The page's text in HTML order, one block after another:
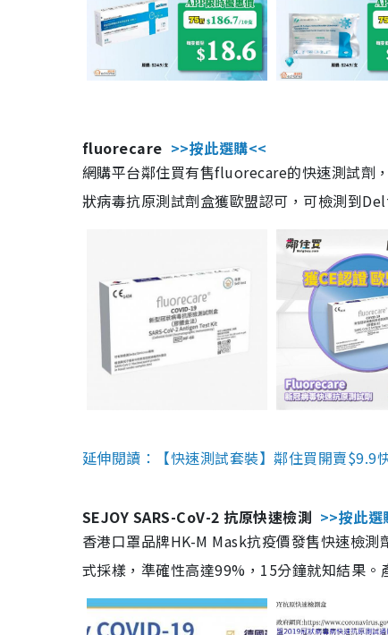
fluorecare >>按此選購<<
網購平台鄰住買有售fluorecare的快速測試劑
狀病毒抗原測試劑盒獲歐盟認可，可檢測到
延伸閱讀：【快速測試套裝】鄰住買開賣$9.9
SEJOY SARS-CoV-2 抗原快速檢測 >>按此選
香港口罩品牌HK-M Mask抗疫價發售快速檢
式採樣，準確性高達99%，15分鐘就知結果